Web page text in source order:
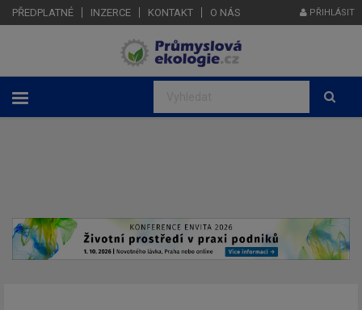
PŘEDPLATNÉ INZERCE KONTAKT O NÁS PŘIHLÁSIT